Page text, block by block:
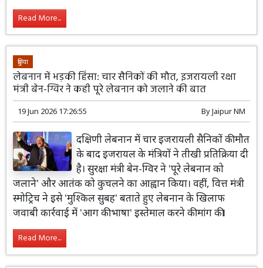
Read More...
दुनिया
लेबनान में भड़की हिंसा: चार सैनिकों की मौत, इजरायली रक्षा
मंत्री बेन-ग्विर ने कही पूरे लेबनान को जलाने की बात
19 Jun 2026 17:26:55 ByJaipur NM
दक्षिणी लेबनान में चार इजरायली सैनिकों की मौत
के बाद इजरायल के मंत्रियों ने तीखी प्रतिक्रिया दी
है। सुरक्षा मंत्री बेन-ग्विर ने 'पूरे लेबनान को
जलाने' और आतंक को कुचलने का आह्वान किया। वहीं, वित्त मंत्री
स्मोट्रिच ने इसे 'मुश्किल सुबह' बताते हुए लेबनान के खिलाफ
जवाबी कार्रवाई में 'आग की भाषा' इस्तेमाल करने की मांग की।
Read More...